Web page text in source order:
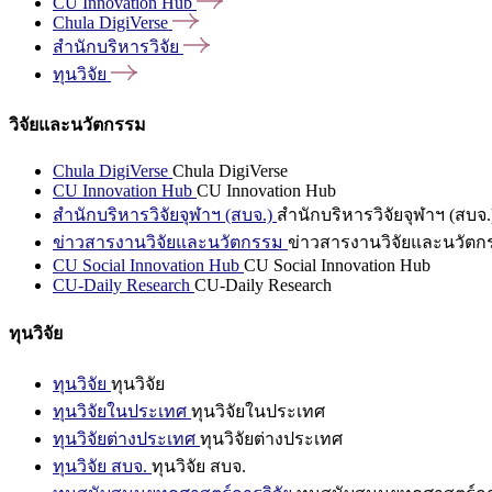
Chula DigiVerse
สำนักบริหารวิจัย
ทุนวิจัย
วิจัยและนวัตกรรม
Chula DigiVerse Chula DigiVerse
CU Innovation Hub CU Innovation Hub
สำนักบริหารวิจัยจุฬาฯ (สบจ.) สำนักบริหารวิจัยจุฬาฯ (สบจ
ข่าวสารงานวิจัยและนวัตกรรม ข่าวสารงานวิจัยและนวัตก
CU Social Innovation Hub CU Social Innovation Hub
CU-Daily Research CU-Daily Research
ทุนวิจัย
ทุนวิจัย ทุนวิจัย
ทุนวิจัยในประเทศ ทุนวิจัยในประเทศ
ทุนวิจัยต่างประเทศ ทุนวิจัยต่างประเทศ
ทุนวิจัย สบจ. ทุนวิจัย สบจ.